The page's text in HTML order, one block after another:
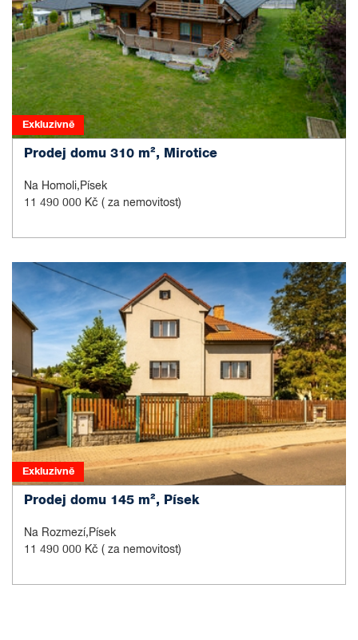
Exkluzivně
Prodej domu 310 m², Mirotice
Na Homoli,Písek
11 490 000 Kč ( za nemovitost)
Exkluzivně
Prodej domu 145 m², Písek
Na Rozmezí,Písek
11 490 000 Kč ( za nemovitost)